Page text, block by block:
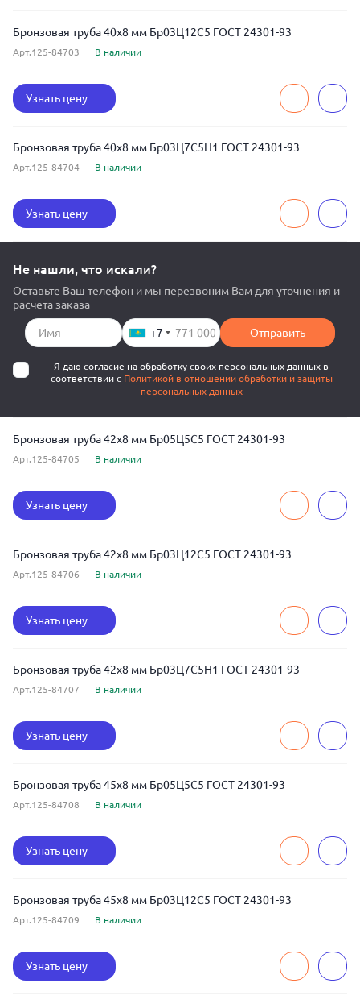
Бронзовая труба 40x8 мм Бр03Ц12С5 ГОСТ 24301-93
Арт.125-84703 В наличии
Узнать цену
Бронзовая труба 40x8 мм Бр03Ц7С5Н1 ГОСТ 24301-93
Арт.125-84704 В наличии
Узнать цену
Не нашли, что искали?
Оставьте Ваш телефон и мы перезвоним Вам для уточнения и
расчета заказа
+7 Отправить
Я даю согласие на обработку своих персональных данных в
соответствии с Политикой в отношении обработки и защиты
персональных данных
Бронзовая труба 42x8 мм Бр05Ц5С5 ГОСТ 24301-93
Арт.125-84705 В наличии
Узнать цену
Бронзовая труба 42x8 мм Бр03Ц12С5 ГОСТ 24301-93
Арт.125-84706 В наличии
Узнать цену
Бронзовая труба 42x8 мм Бр03Ц7С5Н1 ГОСТ 24301-93
Арт.125-84707 В наличии
Узнать цену
Бронзовая труба 45x8 мм Бр05Ц5С5 ГОСТ 24301-93
Арт.125-84708 В наличии
Узнать цену
Бронзовая труба 45x8 мм Бр03Ц12С5 ГОСТ 24301-93
Арт.125-84709 В наличии
Узнать цену